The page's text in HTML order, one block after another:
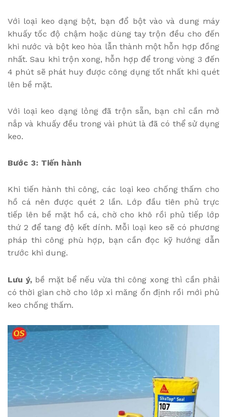
Với loại keo dạng bột, bạn đổ bột vào và dung máy
khuấy tốc độ chậm hoặc dùng tay trộn đều cho đến
khi nước và bột keo hòa lẫn thành một hỗn hợp đồng
nhất. Sau khi trộn xong, hỗn hợp để trong vòng 3 đến
4 phút sẽ phát huy được công dụng tốt nhất khi quét
lên bề mặt.
Với loại keo dạng lỏng đã trộn sẵn, bạn chỉ cần mở
nắp và khuấy đều trong vài phút là đã có thể sử dụng
keo.
Bước 3: Tiến hành
Khi tiến hành thi công, các loại keo chống thấm cho
hồ cá nên được quét 2 lần. Lớp đầu tiên phủ trực
tiếp lên bề mặt hồ cá, chờ cho khô rồi phủ tiếp lớp
thứ 2 để tang độ kết dính. Mỗi loại keo sẽ có phương
pháp thi công phù hợp, bạn cần đọc kỹ hướng dẫn
trước khi dung.
Lưu ý, bề mặt bể nếu vừa thi công xong thì cần phải
có thời gian chờ cho lớp xi măng ổn định rồi mới phủ
keo chống thấm.